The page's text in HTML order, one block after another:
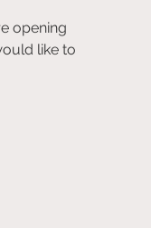
like to